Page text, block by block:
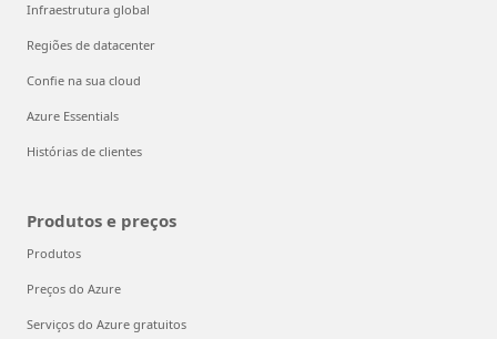
Infraestrutura global
Regiões de datacenter
Confie na sua cloud
Azure Essentials
Histórias de clientes
Produtos e preços
Produtos
Preços do Azure
Serviços do Azure gratuitos